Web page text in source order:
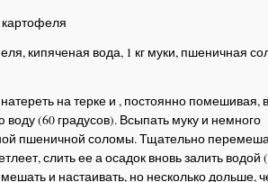
кипяченая вода, 1 кг муки, пшеничная
на терке и , постоянно помешивая,
воду (60 градусов). Всыпать муку и немного
пшеничной соломы. Тщательно
слить ее а осадок вновь залить водой
и настаивать, но несколько дольше,